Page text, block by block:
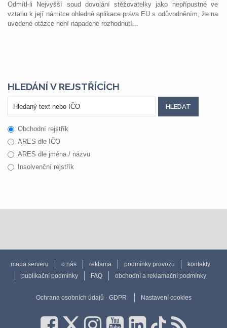
Odmítl-li Nejvyšší soud dovolání stěžovatelky jako nepřípustné ve
vztahu k její námitce ohledně aplikace práva EU s odůvodněním, že na
uvedené otázce není napadené rozhodnutí...
HLEDÁNÍ V REJSTŘÍCÍCH
Obchodní rejstřík
ARES dle IČO
ARES dle jména / názvu
Insolvenční rejstřík
mapa serveru o nás reklama podmínky provozu
kontakty
publikační podmínky
FAQ obchodní a reklamační podmínky
Ochrana osobních údajů - GDPR Nastavení cookies